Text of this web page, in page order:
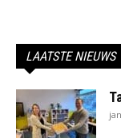
LAATSTE NIEUWS